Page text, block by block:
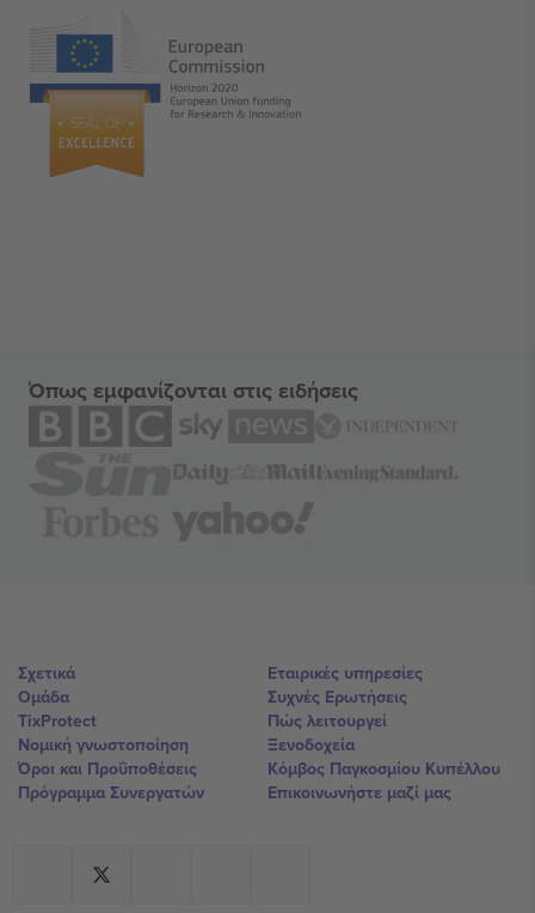
Όπως εμφανίζονται στις ειδήσεις
Σχετικά
Ομάδα
TixProtect
Νομική γνωστοποίηση
Όροι και Προΰποθέσεις
Πρόγραμμα Συνεργατών
Εταιρικές υπηρεσίες
Συχνές Ερωτήσεις
Πώς λειτουργεί
Ξενοδοχεία
Κόμβος Παγκοσμίου Κυπέλλου
Επικοινωνήστε μαζί μας